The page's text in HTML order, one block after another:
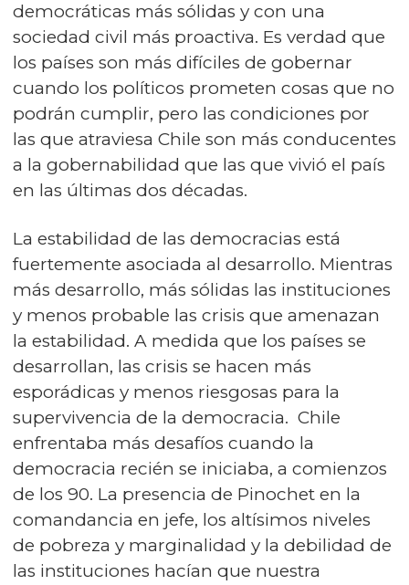
democráticas más sólidas y con una
sociedad civil más proactiva. Es verdad que
los países son más difíciles de gobernar
cuando los políticos prometen cosas que no
podrán cumplir, pero las condiciones por
las que atraviesa Chile son más conducentes
a la gobernabilidad que las que vivió el país
en las últimas dos décadas.
La estabilidad de las democracias está
fuertemente asociada al desarrollo. Mientras
más desarrollo, más sólidas las instituciones
y menos probable las crisis que amenazan
la estabilidad. A medida que los países se
desarrollan, las crisis se hacen más
esporádicas y menos riesgosas para la
supervivencia de la democracia. Chile
enfrentaba más desafíos cuando la
democracia recién se iniciaba, a comienzos
de los 90. La presencia de Pinochet en la
comandancia en jefe, los altísimos niveles
de pobreza y marginalidad y la debilidad de
las instituciones hacían que nuestra